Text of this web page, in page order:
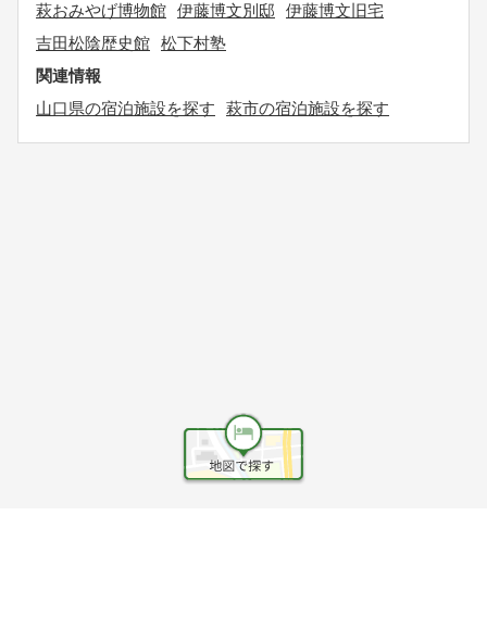
萩おみやげ博物館 伊藤博文別邸
伊藤博文旧宅
吉田松陰歴史館 松下村塾
関連情報
山口県の宿泊施設を探す
萩市の宿泊施設を探す